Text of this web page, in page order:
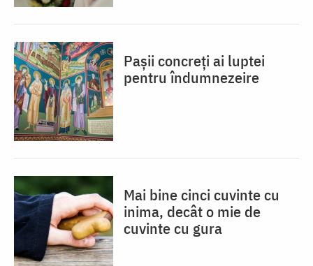
Pașii concreți ai luptei
pentru îndumnezeire
Mai bine cinci cuvinte cu
inima, decât o mie de
cuvinte cu gura